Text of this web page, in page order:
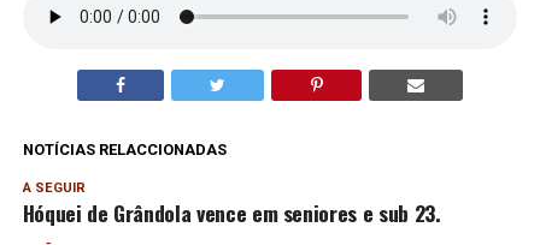
NOTÍCIAS RELACCIONADAS
A SEGUIR
Hóquei de Grândola vence em seniores e sub 23.